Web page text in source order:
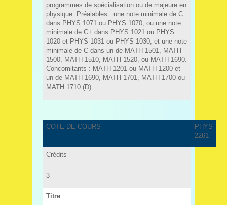
programmes de spécialisation ou de majeure en
physique. Préalables : une note minimale de C
dans PHYS 1071 ou PHYS 1070, ou une note
minimale de C+ dans PHYS 1021 ou PHYS
1020 et PHYS 1031 ou PHYS 1030; et une note
minimale de C dans un de MATH 1501, MATH
1500, MATH 1510, MATH 1520, ou MATH 1690.
Concomitants : MATH 1201 ou MATH 1200 et
un de MATH 1690, MATH 1701, MATH 1700 ou
MATH 1710 (D).
COTE DE COURS
PHYS
2261
Crédits
3
Titre